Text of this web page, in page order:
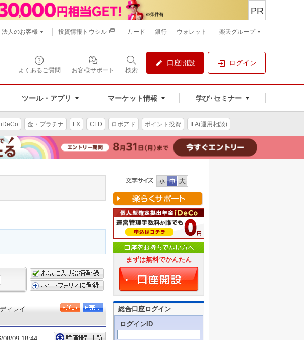
よくあるご質問 お客様サポート 検索
口座開設 ログイン
ツール・アプリ マーケット情報 学び･セミナー
PR
法人のお客様 投資情報トウシル カード 銀行 ウォレット 楽天グループ
iDeCo 金・プラチナ FX CFD ロボアド ポイント投資 IFA(運用相談)
まずは無料でかんたん
総合口座ログイン
ログインID